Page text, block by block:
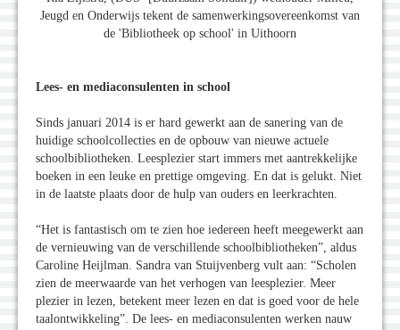
Jeugd en Onderwijs tekent de samenwerkingsovereenkomst van
de 'Bibliotheek op school' in Uithoorn
Lees- en mediaconsulenten in school
Sinds januari 2014 is er hard gewerkt aan de sanering van de
huidige schoolcollecties en de opbouw van nieuwe actuele
schoolbibliotheken. Leesplezier start immers met aantrekkelijke
boeken in een leuke en prettige omgeving. En dat is gelukt. Niet
in de laatste plaats door de hulp van ouders en leerkrachten.
“Het is fantastisch om te zien hoe iedereen heeft meegewerkt aan
de vernieuwing van de verschillende schoolbibliotheken”, aldus
Caroline Heijlman. Sandra van Stuijvenberg vult aan: “Scholen
zien de meerwaarde van het verhogen van leesplezier. Meer
plezier in lezen, betekent meer lezen en dat is goed voor de hele
taalontwikkeling”. De lees- en mediaconsulenten werken nauw